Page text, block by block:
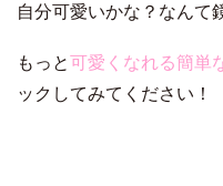
自分可愛いかな？なんて
もっと可愛くなれる簡単
ックしてみてください！